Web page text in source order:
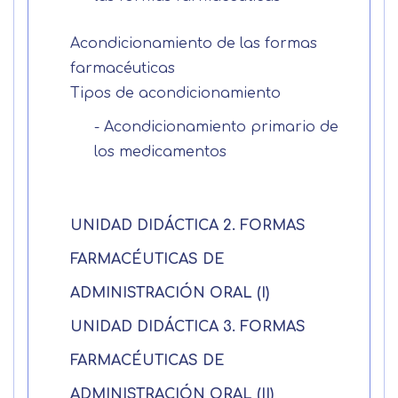
Acondicionamiento de las formas
farmacéuticas
Tipos de acondicionamiento
- Acondicionamiento primario de
los medicamentos
UNIDAD DIDÁCTICA 2. FORMAS
FARMACÉUTICAS DE
ADMINISTRACIÓN ORAL (I)
UNIDAD DIDÁCTICA 3. FORMAS
FARMACÉUTICAS DE
ADMINISTRACIÓN ORAL (II)
Solicitar
información
Nombre
Apellidos